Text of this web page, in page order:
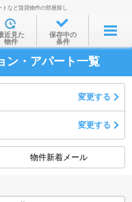
から
から
から
社から
など賃貸物件の部屋探し
近見た
物件
保存中の
条件
ン・アパート一覧
変更する
変更する
物件新着メール